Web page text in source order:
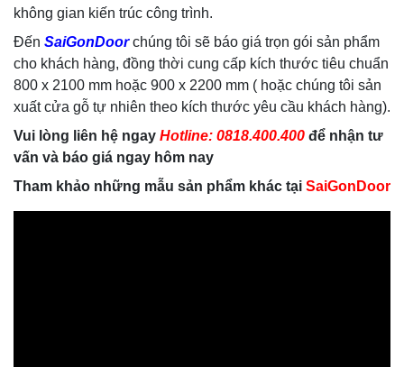
không gian kiến trúc công trình.
Đến SaiGonDoorchúng tôi sẽ báo giá trọn gói sản phẩm
cho khách hàng, đồng thời cung cấp kích thước tiêu chuẩn
800 x 2100 mm hoặc 900 x 2200 mm ( hoặc chúng tôi sản
xuất cửa gỗ tự nhiên theo kích thước yêu cầu khách hàng).
Vui lòng liên hệ ngay Hotline: 0818.400.400 để nhận tư
vấn và báo giá ngay hôm nay
Tham khảo những mẫu sản phẩm khác tại SaiGonDoor